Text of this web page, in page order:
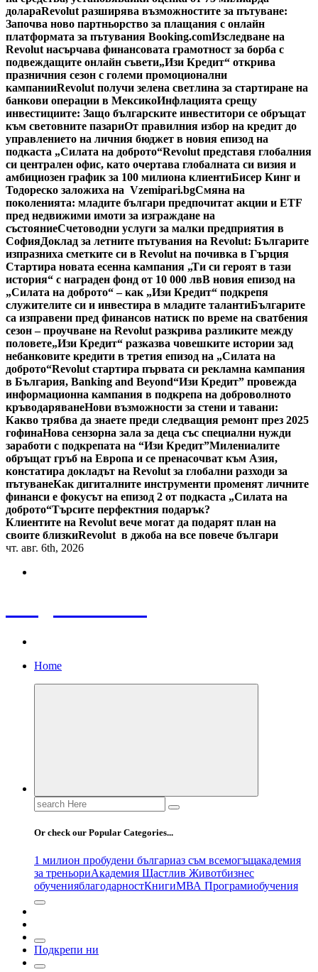
долараRevolut разширява възможностите за пътуване:
Започва ново партньорство за плащания с онлайн
платформата за пътувания Booking.comИзследване на
Revolut насърчава финансовата грамотност за борба с
подвеждащите онлайн съвети„Изи Кредит“ открива
празничния сезон с големи промоционални
кампанииRevolut получи зелена светлина за стартиране на
банкови операции в МексикоИнфлацията срещу
инвестициите: Защо българските инвеститори се обръщат
към световните пазариОт правилния избор на кредит до
управлението на личния бюджет в новия епизод на
подкаста „Силата на доброто“Revolut представя глобалния
си централен офис, като очертава глобалната си визия и
амбициозен график за 100 милиона клиентиБисер Кинг и
Тодореско заложиха на Vzemipari.bgСмяна на
поколенията: младите българи предпочитат акции и ETF
пред недвижими имоти за изграждане на
състояниеСчетоводни услуги за малки предприятия в
СофияДоклад за летните пътувания на Revolut: Българите
изпразниха сметките си в Revolut на почивка в Гърция
Стартира новата есенна кампания „Ти си героят в тази
история“ с награден фонд от 10 000 лвВ новия епизод на
„Силата на доброто“ – как „Изи Кредит“ подкрепя
служителите си и инвестира в младите талантиБългарите
са изправени пред финансов натиск по време на сватбения
сезон – проучване на Revolut разкрива разликите между
половете„Изи Кредит“ разказва човешките истории зад
небанковите кредити в третия епизод на „Силата на
доброто“Revolut стартира първата си рекламна кампания
в България, Banking and Beyond“Изи Кредит” провежда
информационна кампания в подкрепа на доброволното
кръводаряванеНови възможности за стени и тавани:
Какво трябва да знаете преди следващия ремонт през 2025
гофинаНова сензорна зала за деца със специални нужди
заработи с подкрепата на “Изи Кредит”Милениалите
обръщат гръб на Европа и се пренасочват към Азия,
констатира докладът на Revolut за глобални разходи за
пътуванеКак дигиталните инструменти променят личните
финанси е фокусът на епизод 2 от подкаста „Силата на
доброто“Търсите перфектния подарък?
Клиентите на Revolut вече могат да подарят план на
своите близкиRevolut в джоба на все повече българи
чт. авг. 6th, 2026
Home
Search
for:
Or check our Popular Categories...
1 милион пробудени българиаз съм всемогъщакадемия
за треньориАкадемия Щастлив Животбизнес
обученияблагодарностКнигиМВА Програмиобучения
Подкрепи ни